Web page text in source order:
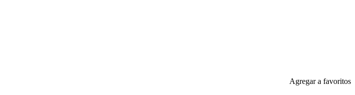
Agregar a favoritos